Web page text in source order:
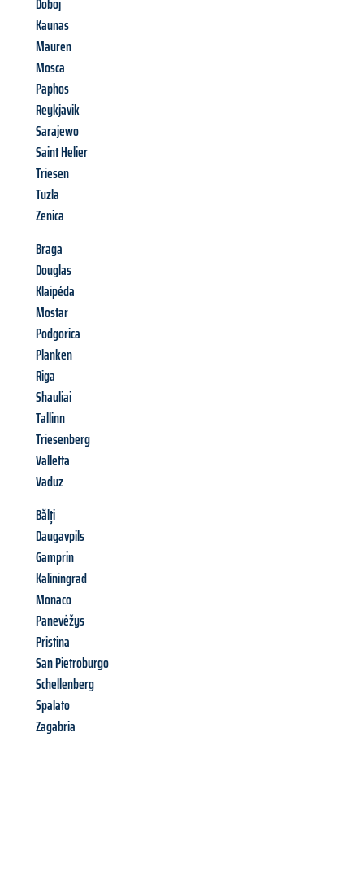
Kaunas
Mauren
Mosca
Paphos
Reykjavik
Sarajewo
Saint Helier
Triesen
Tuzla
Zenica
Braga
Douglas
Klaipéda
Mostar
Podgorica
Planken
Riga
Shauliai
Tallinn
Triesenberg
Valletta
Vaduz
Bălți
Daugavpils
Gamprin
Kaliningrad
Monaco
Panevėžys
Pristina
San Pietroburgo
Schellenberg
Spalato
Zagabria